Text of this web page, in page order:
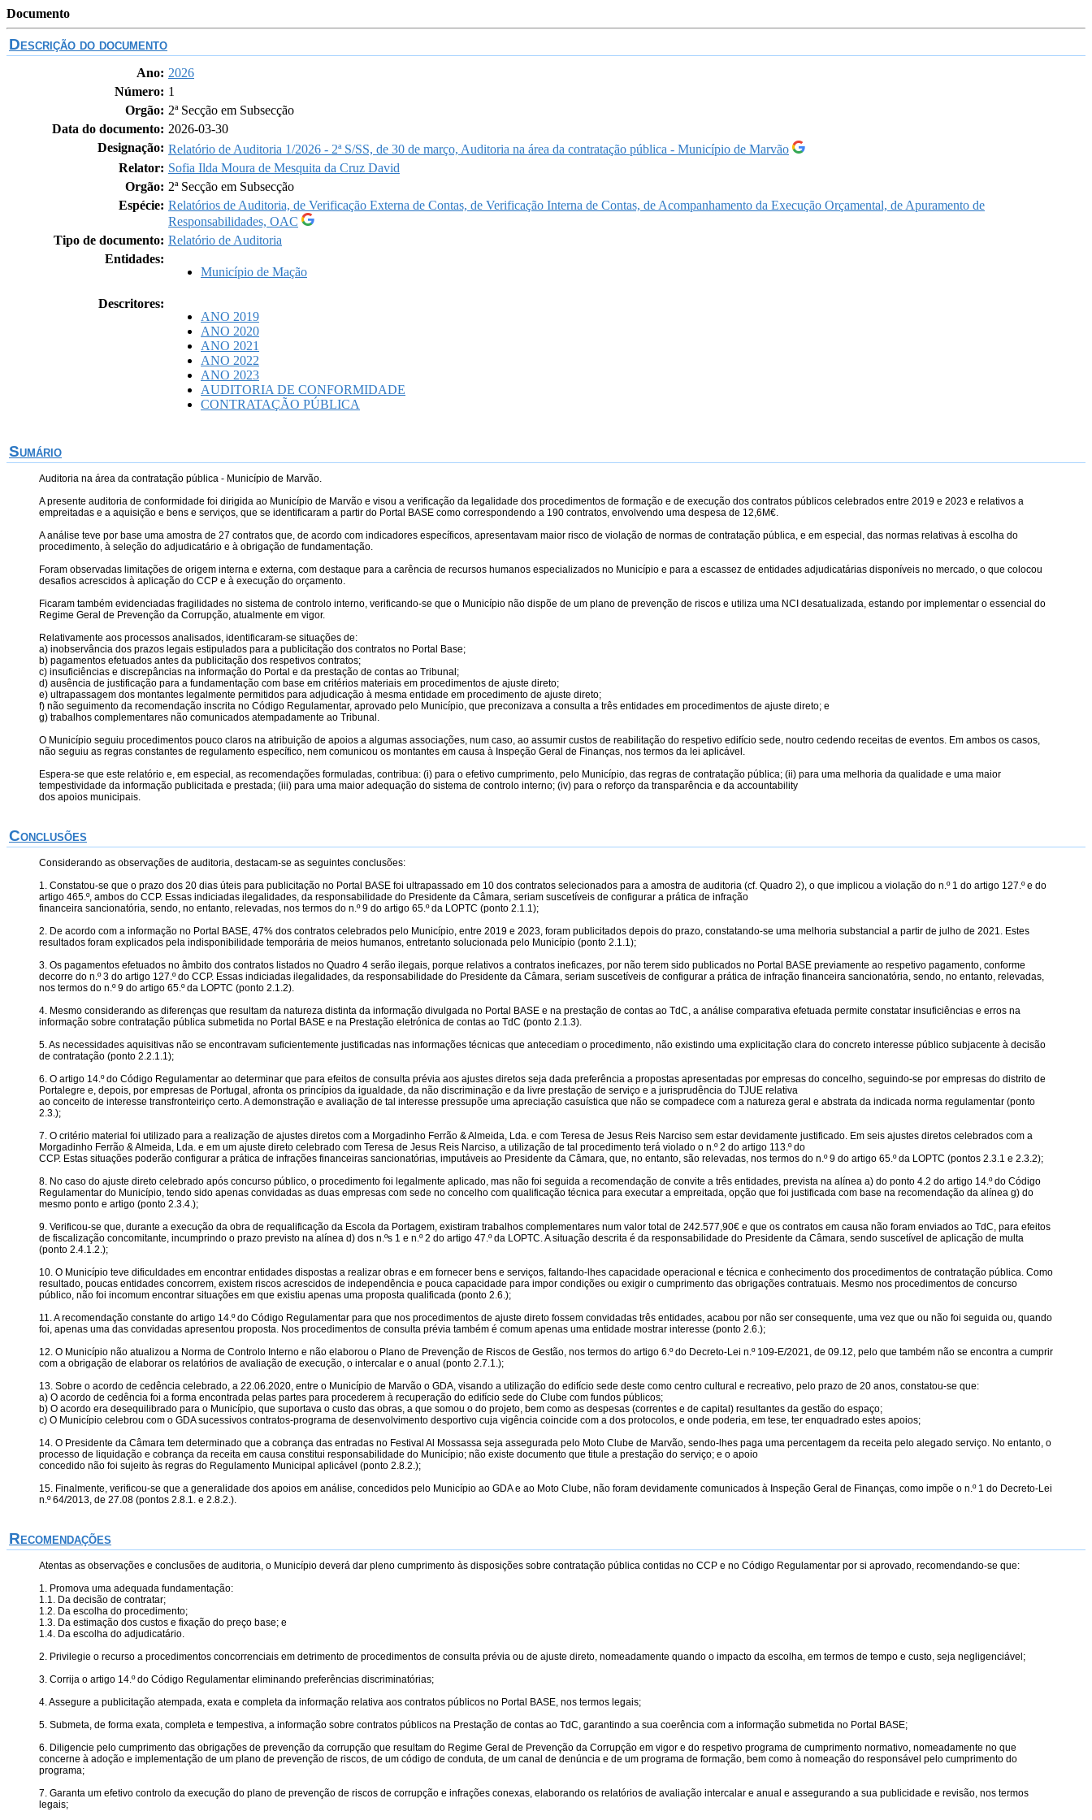
Documento
Descrição do documento
Ano: 2026
Número: 1
Orgão: 2ª Secção em Subsecção
Data do documento: 2026-03-30
Designação: Relatório de Auditoria 1/2026 - 2ª S/SS, de 30 de março, Auditoria na área da contratação pública - Município de Marvão
Relator: Sofia Ilda Moura de Mesquita da Cruz David
Orgão: 2ª Secção em Subsecção
Espécie: Relatórios de Auditoria, de Verificação Externa de Contas, de Verificação Interna de Contas, de Acompanhamento da Execução Orçamental, de Apuramento de
Responsabilidades, OAC
Tipo de documento: Relatório de Auditoria
Entidades:
Município de Mação
Descritores:
ANO 2019
ANO 2020
ANO 2021
ANO 2022
ANO 2023
AUDITORIA DE CONFORMIDADE
CONTRATAÇÃO PÚBLICA
Sumário
Auditoria na área da contratação pública - Município de Marvão.
A presente auditoria de conformidade foi dirigida ao Município de Marvão e visou a verificação da legalidade dos procedimentos de formação e de execução dos contratos públicos celebrados entre 2019 e 2023 e relativos a
empreitadas e a aquisição e bens e serviços, que se identificaram a partir do Portal BASE como correspondendo a 190 contratos, envolvendo uma despesa de 12,6M€.
A análise teve por base uma amostra de 27 contratos que, de acordo com indicadores específicos, apresentavam maior risco de violação de normas de contratação pública, e em especial, das normas relativas à escolha do
procedimento, à seleção do adjudicatário e à obrigação de fundamentação.
Foram observadas limitações de origem interna e externa, com destaque para a carência de recursos humanos especializados no Município e para a escassez de entidades adjudicatárias disponíveis no mercado, o que colocou
desafios acrescidos à aplicação do CCP e à execução do orçamento.
Ficaram também evidenciadas fragilidades no sistema de controlo interno, verificando-se que o Município não dispõe de um plano de prevenção de riscos e utiliza uma NCI desatualizada, estando por implementar o essencial do
Regime Geral de Prevenção da Corrupção, atualmente em vigor.
Relativamente aos processos analisados, identificaram-se situações de:
a) inobservância dos prazos legais estipulados para a publicitação dos contratos no Portal Base;
b) pagamentos efetuados antes da publicitação dos respetivos contratos;
c) insuficiências e discrepâncias na informação do Portal e da prestação de contas ao Tribunal;
d) ausência de justificação para a fundamentação com base em critérios materiais em procedimentos de ajuste direto;
e) ultrapassagem dos montantes legalmente permitidos para adjudicação à mesma entidade em procedimento de ajuste direto;
f) não seguimento da recomendação inscrita no Código Regulamentar, aprovado pelo Município, que preconizava a consulta a três entidades em procedimentos de ajuste direto; e
g) trabalhos complementares não comunicados atempadamente ao Tribunal.
O Município seguiu procedimentos pouco claros na atribuição de apoios a algumas associações, num caso, ao assumir custos de reabilitação do respetivo edifício sede, noutro cedendo receitas de eventos. Em ambos os casos,
não seguiu as regras constantes de regulamento específico, nem comunicou os montantes em causa à Inspeção Geral de Finanças, nos termos da lei aplicável.
Espera-se que este relatório e, em especial, as recomendações formuladas, contribua: (i) para o efetivo cumprimento, pelo Município, das regras de contratação pública; (ii) para uma melhoria da qualidade e uma maior
tempestividade da informação publicitada e prestada; (iii) para uma maior adequação do sistema de controlo interno; (iv) para o reforço da transparência e da accountability
dos apoios municipais.
Conclusões
Considerando as observações de auditoria, destacam-se as seguintes conclusões:
1. Constatou-se que o prazo dos 20 dias úteis para publicitação no Portal BASE foi ultrapassado em 10 dos contratos selecionados para a amostra de auditoria (cf. Quadro 2), o que implicou a violação do n.º 1 do artigo 127.º e do
artigo 465.º, ambos do CCP. Essas indiciadas ilegalidades, da responsabilidade do Presidente da Câmara, seriam suscetíveis de configurar a prática de infração
financeira sancionatória, sendo, no entanto, relevadas, nos termos do n.º 9 do artigo 65.º da LOPTC (ponto 2.1.1);
2. De acordo com a informação no Portal BASE, 47% dos contratos celebrados pelo Município, entre 2019 e 2023, foram publicitados depois do prazo, constatando-se uma melhoria substancial a partir de julho de 2021. Estes
resultados foram explicados pela indisponibilidade temporária de meios humanos, entretanto solucionada pelo Município (ponto 2.1.1);
3. Os pagamentos efetuados no âmbito dos contratos listados no Quadro 4 serão ilegais, porque relativos a contratos ineficazes, por não terem sido publicados no Portal BASE previamente ao respetivo pagamento, conforme
decorre do n.º 3 do artigo 127.º do CCP. Essas indiciadas ilegalidades, da responsabilidade do Presidente da Câmara, seriam suscetíveis de configurar a prática de infração financeira sancionatória, sendo, no entanto, relevadas,
nos termos do n.º 9 do artigo 65.º da LOPTC (ponto 2.1.2).
4. Mesmo considerando as diferenças que resultam da natureza distinta da informação divulgada no Portal BASE e na prestação de contas ao TdC, a análise comparativa efetuada permite constatar insuficiências e erros na
informação sobre contratação pública submetida no Portal BASE e na Prestação eletrónica de contas ao TdC (ponto 2.1.3).
5. As necessidades aquisitivas não se encontravam suficientemente justificadas nas informações técnicas que antecediam o procedimento, não existindo uma explicitação clara do concreto interesse público subjacente à decisão
de contratação (ponto 2.2.1.1);
6. O artigo 14.º do Código Regulamentar ao determinar que para efeitos de consulta prévia aos ajustes diretos seja dada preferência a propostas apresentadas por empresas do concelho, seguindo-se por empresas do distrito de
Portalegre e, depois, por empresas de Portugal, afronta os princípios da igualdade, da não discriminação e da livre prestação de serviço e a jurisprudência do TJUE relativa
ao conceito de interesse transfronteiriço certo. A demonstração e avaliação de tal interesse pressupõe uma apreciação casuística que não se compadece com a natureza geral e abstrata da indicada norma regulamentar (ponto
2.3.);
7. O critério material foi utilizado para a realização de ajustes diretos com a Morgadinho Ferrão & Almeida, Lda. e com Teresa de Jesus Reis Narciso sem estar devidamente justificado. Em seis ajustes diretos celebrados com a
Morgadinho Ferrão & Almeida, Lda. e em um ajuste direto celebrado com Teresa de Jesus Reis Narciso, a utilização de tal procedimento terá violado o n.º 2 do artigo 113.º do
CCP. Estas situações poderão configurar a prática de infrações financeiras sancionatórias, imputáveis ao Presidente da Câmara, que, no entanto, são relevadas, nos termos do n.º 9 do artigo 65.º da LOPTC (pontos 2.3.1 e 2.3.2);
8. No caso do ajuste direto celebrado após concurso público, o procedimento foi legalmente aplicado, mas não foi seguida a recomendação de convite a três entidades, prevista na alínea a) do ponto 4.2 do artigo 14.º do Código
Regulamentar do Município, tendo sido apenas convidadas as duas empresas com sede no concelho com qualificação técnica para executar a empreitada, opção que foi justificada com base na recomendação da alínea g) do
mesmo ponto e artigo (ponto 2.3.4.);
9. Verificou-se que, durante a execução da obra de requalificação da Escola da Portagem, existiram trabalhos complementares num valor total de 242.577,90€ e que os contratos em causa não foram enviados ao TdC, para efeitos
de fiscalização concomitante, incumprindo o prazo previsto na alínea d) dos n.ºs 1 e n.º 2 do artigo 47.º da LOPTC. A situação descrita é da responsabilidade do Presidente da Câmara, sendo suscetível de aplicação de multa
(ponto 2.4.1.2.);
10. O Município teve dificuldades em encontrar entidades dispostas a realizar obras e em fornecer bens e serviços, faltando-lhes capacidade operacional e técnica e conhecimento dos procedimentos de contratação pública. Como
resultado, poucas entidades concorrem, existem riscos acrescidos de independência e pouca capacidade para impor condições ou exigir o cumprimento das obrigações contratuais. Mesmo nos procedimentos de concurso
público, não foi incomum encontrar situações em que existiu apenas uma proposta qualificada (ponto 2.6.);
11. A recomendação constante do artigo 14.º do Código Regulamentar para que nos procedimentos de ajuste direto fossem convidadas três entidades, acabou por não ser consequente, uma vez que ou não foi seguida ou, quando
foi, apenas uma das convidadas apresentou proposta. Nos procedimentos de consulta prévia também é comum apenas uma entidade mostrar interesse (ponto 2.6.);
12. O Município não atualizou a Norma de Controlo Interno e não elaborou o Plano de Prevenção de Riscos de Gestão, nos termos do artigo 6.º do Decreto-Lei n.º 109-E/2021, de 09.12, pelo que também não se encontra a cumprir
com a obrigação de elaborar os relatórios de avaliação de execução, o intercalar e o anual (ponto 2.7.1.);
13. Sobre o acordo de cedência celebrado, a 22.06.2020, entre o Município de Marvão o GDA, visando a utilização do edifício sede deste como centro cultural e recreativo, pelo prazo de 20 anos, constatou-se que:
a) O acordo de cedência foi a forma encontrada pelas partes para procederem à recuperação do edifício sede do Clube com fundos públicos;
b) O acordo era desequilibrado para o Município, que suportava o custo das obras, a que somou o do projeto, bem como as despesas (correntes e de capital) resultantes da gestão do espaço;
c) O Município celebrou com o GDA sucessivos contratos-programa de desenvolvimento desportivo cuja vigência coincide com a dos protocolos, e onde poderia, em tese, ter enquadrado estes apoios;
14. O Presidente da Câmara tem determinado que a cobrança das entradas no Festival Al Mossassa seja assegurada pelo Moto Clube de Marvão, sendo-lhes paga uma percentagem da receita pelo alegado serviço. No entanto, o
processo de liquidação e cobrança da receita em causa constitui responsabilidade do Município; não existe documento que titule a prestação do serviço; e o apoio
concedido não foi sujeito às regras do Regulamento Municipal aplicável (ponto 2.8.2.);
15. Finalmente, verificou-se que a generalidade dos apoios em análise, concedidos pelo Município ao GDA e ao Moto Clube, não foram devidamente comunicados à Inspeção Geral de Finanças, como impõe o n.º 1 do Decreto-Lei
n.º 64/2013, de 27.08 (pontos 2.8.1. e 2.8.2.).
Recomendações
Atentas as observações e conclusões de auditoria, o Município deverá dar pleno cumprimento às disposições sobre contratação pública contidas no CCP e no Código Regulamentar por si aprovado, recomendando-se que:
1. Promova uma adequada fundamentação:
1.1. Da decisão de contratar;
1.2. Da escolha do procedimento;
1.3. Da estimação dos custos e fixação do preço base; e
1.4. Da escolha do adjudicatário.
2. Privilegie o recurso a procedimentos concorrenciais em detrimento de procedimentos de consulta prévia ou de ajuste direto, nomeadamente quando o impacto da escolha, em termos de tempo e custo, seja negligenciável;
3. Corrija o artigo 14.º do Código Regulamentar eliminando preferências discriminatórias;
4. Assegure a publicitação atempada, exata e completa da informação relativa aos contratos públicos no Portal BASE, nos termos legais;
5. Submeta, de forma exata, completa e tempestiva, a informação sobre contratos públicos na Prestação de contas ao TdC, garantindo a sua coerência com a informação submetida no Portal BASE;
6. Diligencie pelo cumprimento das obrigações de prevenção da corrupção que resultam do Regime Geral de Prevenção da Corrupção em vigor e do respetivo programa de cumprimento normativo, nomeadamente no que
concerne à adoção e implementação de um plano de prevenção de riscos, de um código de conduta, de um canal de denúncia e de um programa de formação, bem como à nomeação do responsável pelo cumprimento do
programa;
7. Garanta um efetivo controlo da execução do plano de prevenção de riscos de corrupção e infrações conexas, elaborando os relatórios de avaliação intercalar e anual e assegurando a sua publicidade e revisão, nos termos
legais;